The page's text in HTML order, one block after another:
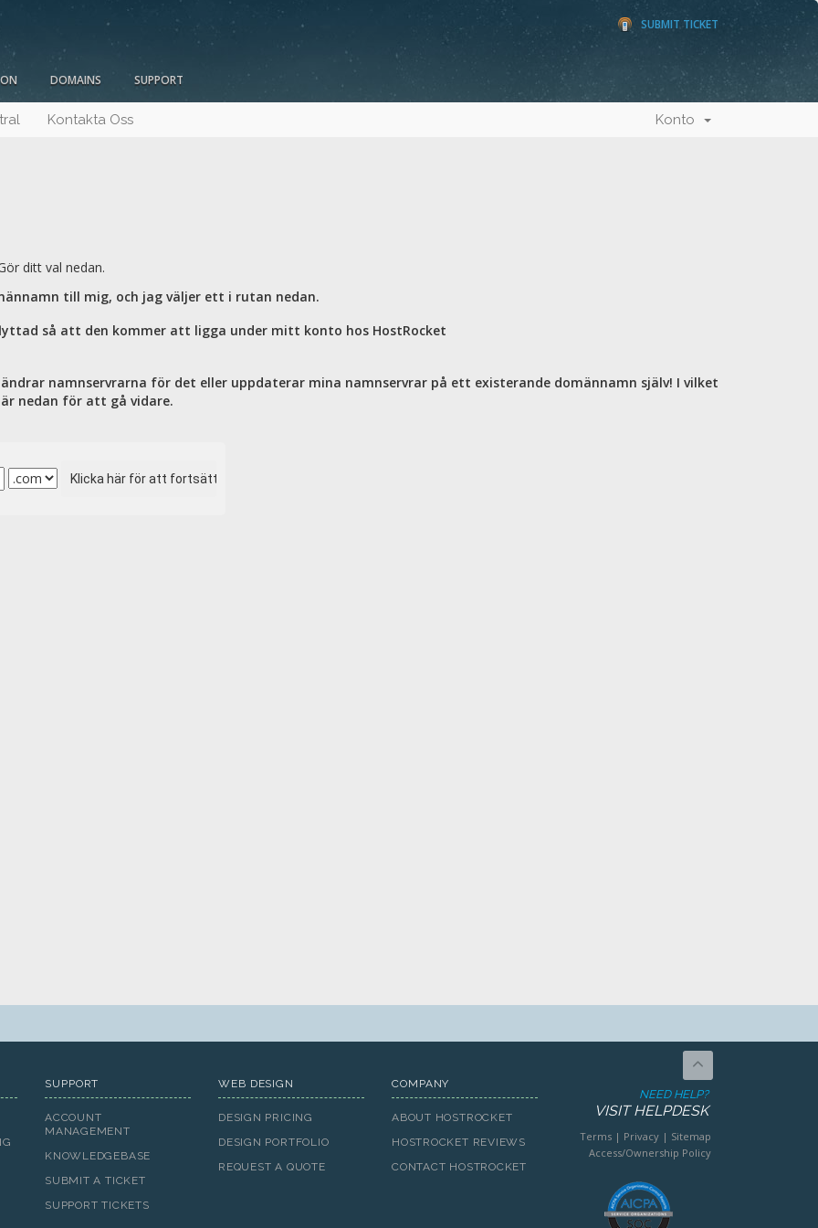
SUBMIT TICKET
DOMAINS SUPPORT
Kontakta Oss Konto
ditt val nedan.
till mig, och jag väljer ett i rutan nedan.
så att den kommer att ligga under mitt konto hos HostRocket
namnservrarna för det eller uppdaterar mina namnservrar på ett existerande domännamn själv! I vilket
nedan för att gå vidare.
SUPPORT
ACCOUNT
MANAGEMENT
KNOWLEDGEBASE
SUBMIT A TICKET
SUPPORT TICKETS
WEB DESIGN
DESIGN PRICING
DESIGN PORTFOLIO
REQUEST A QUOTE
COMPANY
ABOUT HOSTROCKET
HOSTROCKET REVIEWS
CONTACT HOSTROCKET
NEED HELP?
VISIT HELPDESK
Terms | Privacy | Sitemap
Access/Ownership Policy